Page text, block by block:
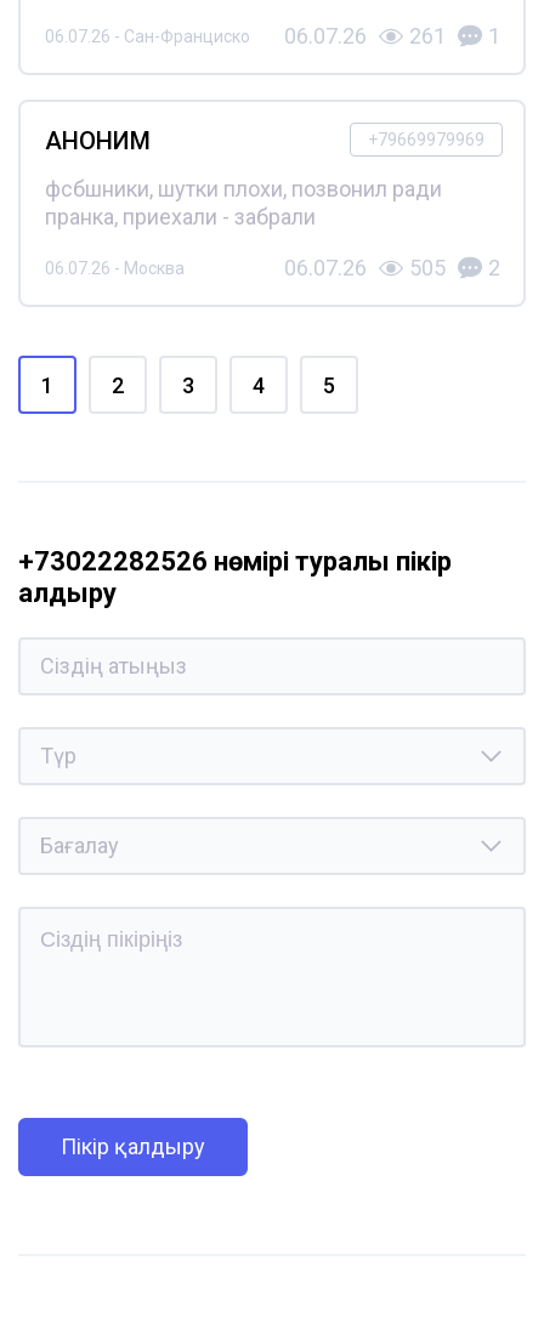
06.07.26 - Сан-Франциско 06.07.26 261 1
+79669979969
АНОНИМ
фсбшники, шутки плохи, позвонил ради
пранка, приехали - забрали
06.07.26 - Москва 06.07.26 505 2
1 2 3 4 5
+73022282526 нөмірі туралы пікір
қалдыру
Пікір қалдыру